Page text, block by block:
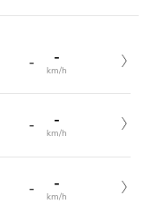
- -
km/h
- -
km/h
- -
km/h